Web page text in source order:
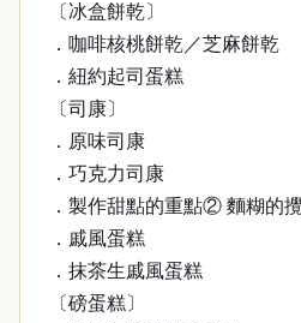
〔冰盒餅乾〕
．咖啡核桃餅乾／芝麻餅乾
．紐約起司蛋糕
〔司康〕
．原味司康
．巧克力司康
．製作甜點的重點② 麵糊的
．戚風蛋糕
．抹茶生戚風蛋糕
〔磅蛋糕〕